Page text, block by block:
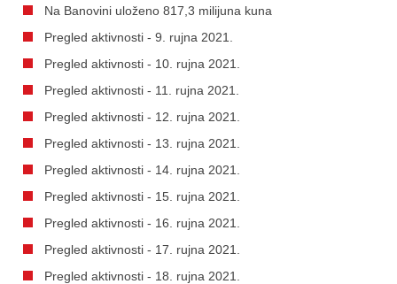
Na Banovini uloženo 817,3 milijuna kuna
Pregled aktivnosti - 9. rujna 2021.
Pregled aktivnosti - 10. rujna 2021.
Pregled aktivnosti - 11. rujna 2021.
Pregled aktivnosti - 12. rujna 2021.
Pregled aktivnosti - 13. rujna 2021.
Pregled aktivnosti - 14. rujna 2021.
Pregled aktivnosti - 15. rujna 2021.
Pregled aktivnosti - 16. rujna 2021.
Pregled aktivnosti - 17. rujna 2021.
Pregled aktivnosti - 18. rujna 2021.